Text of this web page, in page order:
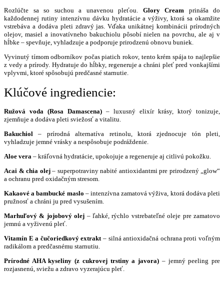
Rozlúčte sa so suchou a unavenou pleťou. Glory Cream prináša do
každodennej rutiny intenzívnu dávku hydratácie a výživy, ktorá sa okamžite
vstrebáva a dodáva pleti zdravý jas. Vďaka unikátnej kombinácii prírodných
olejov, masiel a inovatívneho bakuchiolu pôsobí nielen na povrchu, ale aj v
hĺbke – spevňuje, vyhladzuje a podporuje prirodzenú obnovu buniek.
Vyvinutý tímom odborníkov počas piatich rokov, tento krém spája to najlepšie
z vedy a prírody. Hydratuje do hĺbky, regeneruje a chráni pleť pred vonkajšími
vplyvmi, ktoré spôsobujú predčasné starnutie.
Klúčové ingrediencie:
Ružová voda (Rosa Damascena) – luxusný elixír krásy, ktorý tonizuje,
zjemňuje a dodáva pleti sviežosť a vitalitu.
Bakuchiol – prírodná alternatíva retinolu, ktorá zjednocuje tón pleti,
vyhladzuje jemné vrásky a nespôsobuje podráždenie.
Aloe vera – kráľovná hydratácie, upokojuje a regeneruje aj citlivú pokožku.
Acai & chia olej– superpotraviny nabité antioxidantmi pre prirodzený „glow“
a ochranu pred oxidačným stresom.
Kakaové a bambucké maslo – intenzívna zamatová výživa, ktorá dodáva pleti
pružnosť a chráni ju pred vysušením.
Marhuľový & jojobový olej – ľahké, rýchlo vstrebateľné oleje pre zamatovo
jemnú a vyživenú pleť.
Vitamín E a čučoriedkový extrakt– silná antioxidačná ochrana proti voľným
radikálom a predčasnému starnutiu.
Prírodné AHA kyseliny (z cukrovej trstiny a javora) – jemný peeling pre
rozjasnenú, sviežu a zdravo vyzerajúcu pleť.